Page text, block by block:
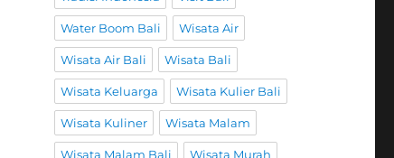
Water Boom Bali Wisata Air
Wisata Air Bali Wisata Bali
Wisata Keluarga Wisata Kulier Bali
Wisata Kuliner Wisata Malam
Wisata Malam Bali Wisata Murah